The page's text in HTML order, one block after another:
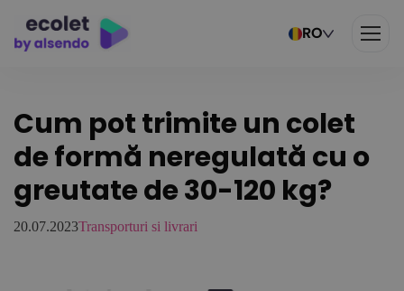
RO
Cum pot trimite un colet
de formă neregulată cu o
greutate de 30-120 kg?
20.07.2023Transporturi si livrari